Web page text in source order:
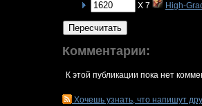
X 7
High-
Пересчитать
Комментарии:
К этой публикации пока нет
Хочешь узнать, что напишут